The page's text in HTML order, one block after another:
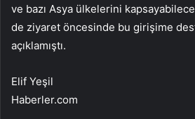
ve bazı Asya ülkelerini
de ziyaret öncesinde bu girişime
açıklamıştı.
Elif Yeşil
Haberler.com